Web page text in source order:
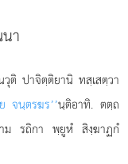
า
วุติ ปาจิตฺติยานิ ทสฺเสตฺวา
ย จนฺตรฆร’’นฺติอาทิ. ตตฺถ
ม รถิกา พฺยูหํ สิงฺฆาฏกํ